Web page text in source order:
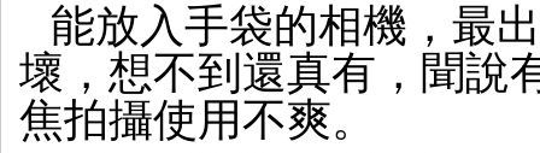
能放入手袋的相機，最
壞，想不到還真有，聞說
焦拍攝使用不爽。